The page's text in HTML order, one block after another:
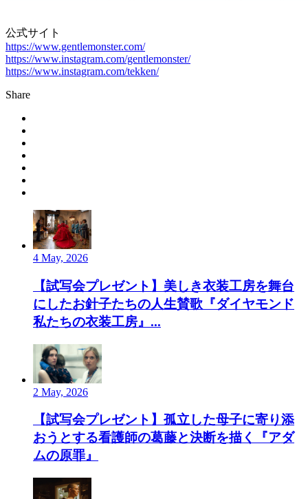
公式サイト
https://www.gentlemonster.com/
https://www.instagram.com/gentlemonster/
https://www.instagram.com/tekken/
Share
4 May, 2026
【試写会プレゼント】美しき衣装工房を舞台
にしたお針子たちの人生賛歌『ダイヤモンド
私たちの衣装工房』...
2 May, 2026
【試写会プレゼント】孤立した母子に寄り添
おうとする看護師の葛藤と決断を描く『アダ
ムの原罪』